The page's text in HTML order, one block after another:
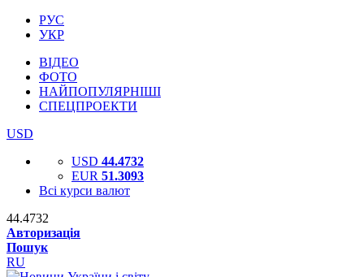
РУС
УКР
ВІДЕО
ФОТО
НАЙПОПУЛЯРНІШІ
СПЕЦПРОЕКТИ
USD
USD 44.4732
EUR 51.3093
Всі курси валют
44.4732
Авторизація
Пошук
RU